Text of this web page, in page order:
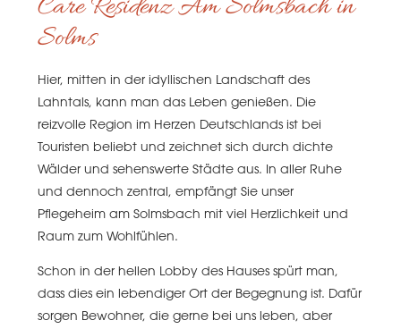
Care Residenz Am Solmsbach in
Solms
Hier, mitten in der idyllischen Landschaft des
Lahntals, kann man das Leben genießen. Die
reizvolle Region im Herzen Deutschlands ist bei
Touristen beliebt und zeichnet sich durch dichte
Wälder und sehenswerte Städte aus. In aller Ruhe
und dennoch zentral, empfängt Sie unser
Pflegeheim am Solmsbach mit viel Herzlichkeit und
Raum zum Wohlfühlen.
Schon in der hellen Lobby des Hauses spürt man,
dass dies ein lebendiger Ort der Begegnung ist. Dafür
sorgen Bewohner, die gerne bei uns leben, aber